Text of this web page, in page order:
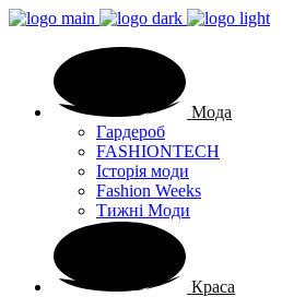
Мода
Гардероб
FASHIONTECH
Історія моди
Fashion Weeks
Тижні Моди
Краса